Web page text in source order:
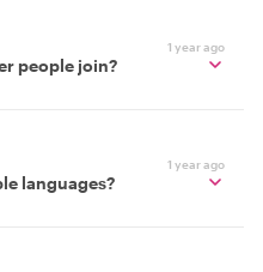
1 year ago
people join?
1 year ago
languages?